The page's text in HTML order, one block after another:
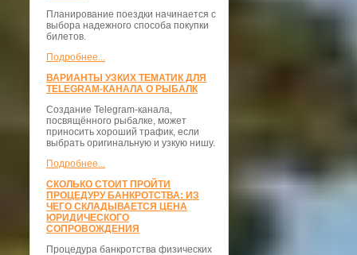
Планирование поездки начинается с
выбора надежного способа покупки
билетов.
Подробнее...
ВАРИАНТЫ УЗКИХ ТЕМАТИК ДЛЯ
TELEGRAM-КАНАЛА О РЫБАЛК
Создание Telegram-канала,
посвящённого рыбалке, может
приносить хороший трафик, если
выбрать оригинальную и узкую нишу.
Подробнее...
СКОЛЬКО СТОИТ ПРОЙТИ
ПРОЦЕДУРУ БАНКРОТСТВА: ИЗ
ЧЕГО СКЛАДЫВАЕТСЯ ЦЕНА
ЮРИДИЧЕСКОГО
СОПРОВОЖДЕНИЯ
Процедура банкротства физических